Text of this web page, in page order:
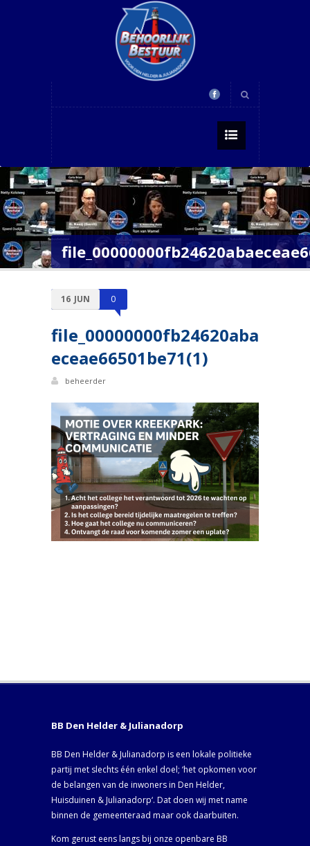
16 JUN 0
file_00000000fb24620aba
eceae66501be71(1)
beheerder
BB Den Helder & Julianadorp
BB Den Helder & Julianadorp is een lokale politieke
partij met slechts één enkel doel; ‘het opkomen voor
de belangen van de inwoners in Den Helder,
Huisduinen & Julianadorp‘. Dat doen wij met name
binnen de gemeenteraad maar ook daarbuiten.
Kom gerust eens langs bij onze openbare BB